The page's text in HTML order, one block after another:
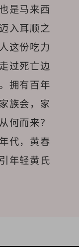
是马来西
入耳顺之
这份吃力
过死亡边
拥有百年
族会，家
而来？
代，黄春
年轻黄氏